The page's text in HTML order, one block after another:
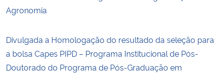
Gabinete de Segurança Institucional
Banco Central do Brasil
Agronomia
Divulgada a Homologação do resultado da seleção para
a bolsa Capes PIPD – Programa Institucional de Pós-
Doutorado do Programa de Pós-Graduação em